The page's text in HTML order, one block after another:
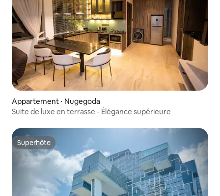
Appartement ⋅ Nugegoda
Suite de luxe en terrasse - Élégance supérieure
Superhôte
Superhôte